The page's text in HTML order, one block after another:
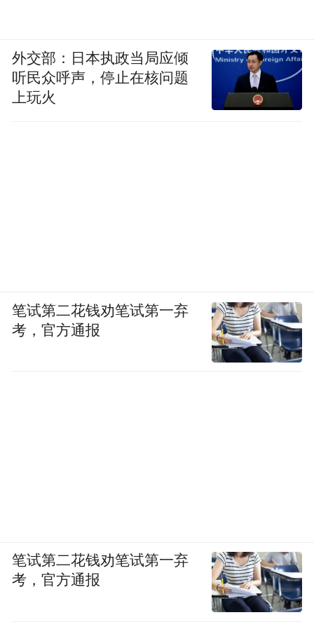
外交部：日本执政当局应倾
听民众呼声，停止在核问题
上玩火
笔试第二花钱劝笔试第一弃
考，官方通报
笔试第二花钱劝笔试第一弃
考，官方通报